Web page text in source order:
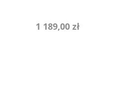
1 189,00 zł